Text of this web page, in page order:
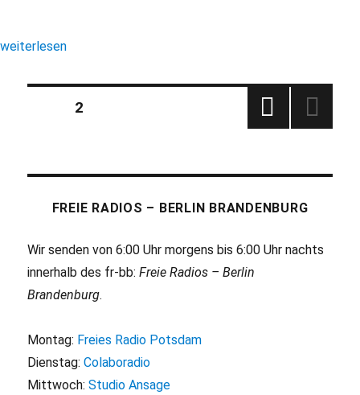
„Pi Radio: Vorstellungsrunde“
weiterlesen
Seitennummerierung
Beiträge
SEITE
2
FREIE RADIOS – BERLIN BRANDENBURG
Wir senden von 6:00 Uhr morgens bis 6:00 Uhr nachts
innerhalb des fr-bb:Freie Radios – Berlin
Brandenburg.
Montag: Freies Radio Potsdam
Dienstag:Colaboradio
Mittwoch:Studio Ansage